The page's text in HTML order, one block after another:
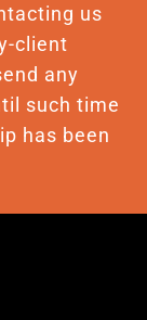
us
client
any
such time
has been